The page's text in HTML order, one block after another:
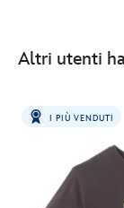
Altri utenti
I PIÙ VENDUTI